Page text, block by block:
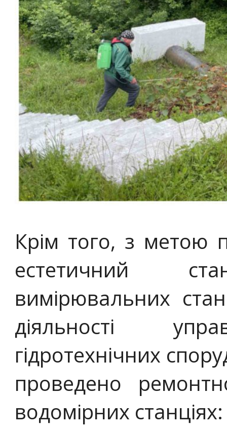
Крім того, з метою
естетичний
вимірювальних
діяльності
гідротехнічних
проведено
водомірних станціях: